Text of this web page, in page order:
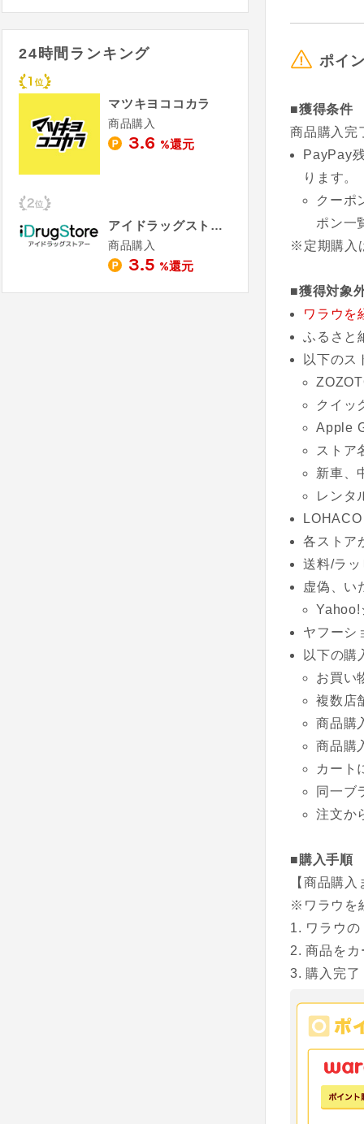
ポイ
■獲得条件
商品購入完
PayPay
ります。
クーポ
ポン一
※定期購入
■獲得対象
ワラウを
ふるさと
以下のス
クイッ
Apple
ストア
新車、
レンタ
各ストア
送料/ラ
虚偽、い
Yahoo!
ヤフーシ
以下の購
お買い
複数店
商品購
商品購
カート
同一ブ
注文か
■購入手順
【商品購
※ワラウを
ワラウ
商品を
購入完了
24時間ランキング
マツキヨココカラ
商品購入
3.6 %還元
アイドラッグストアー
商品購入
3.5 %還元